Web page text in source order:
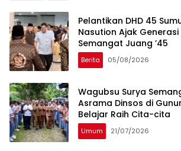
Pelantikan DHD 45
Nasution Ajak
Semangat Juang ’45
Berita 05/08/2026
Wagubsu Surya
Asrama Dinsos di
Belajar Raih Cita-cita
Umum 21/07/2026